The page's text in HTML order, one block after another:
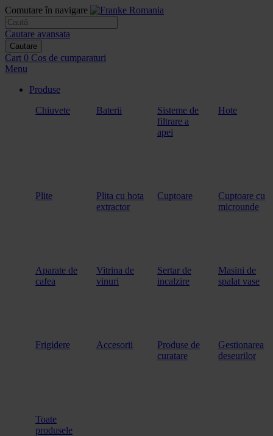
Comutare în navigare
Cautare avansata
Cautare
Cart 0 Cos de cumparaturi
Menu
Produse
Chiuvete
Baterii
Sisteme de
filtrare a
apei
Hote
Plite
Plita cu hota
extractor
Cuptoare
Cuptoare cu
microunde
Aparate de
cafea
Vitrina de
vinuri
Sertar de
incalzire
Masini de
spalat vase
Frigidere Accesorii
Produse de
curatare
Gestionarea
deseurilor
Toate
produsele